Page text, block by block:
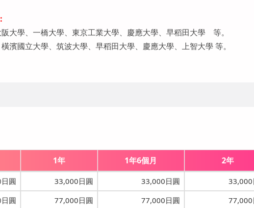
大學、一橋大學、東京工業大學、慶應大學、早稻田大學 等。
濱國立大學、筑波大學、早稻田大學、慶應大學、上智大學 等。
1年 1年6個月 2年
圓 33,000日圓 33,000日圓
33,000
圓 77,000日圓 77,000日圓
77,000